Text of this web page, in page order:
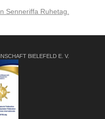
Senneriffa Ruhetag.
BIELEFELD E. V.